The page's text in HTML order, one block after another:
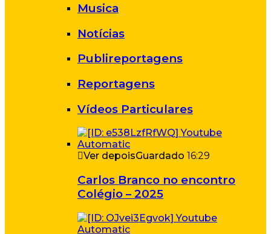
Musica
Notícias
Publireportagens
Reportagens
Vídeos Particulares
Ver depoisGuardado 16:29
Carlos Branco no encontro
Colégio – 2025